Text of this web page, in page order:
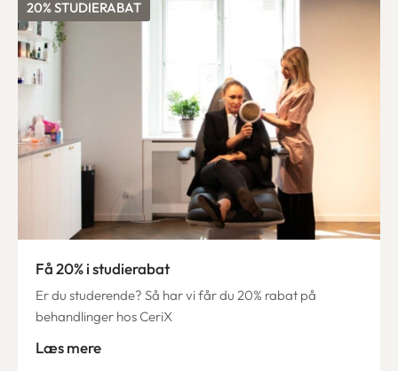
20% STUDIERABAT
Få 20% i studierabat
Er du studerende? Så har vi får du 20% rabat på
behandlinger hos CeriX
Læs mere